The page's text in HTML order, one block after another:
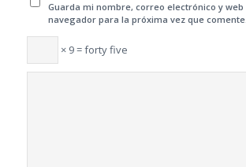
Guarda mi nombre, correo electrónico y web
navegador para la próxima vez que comente.
× 9 = forty five